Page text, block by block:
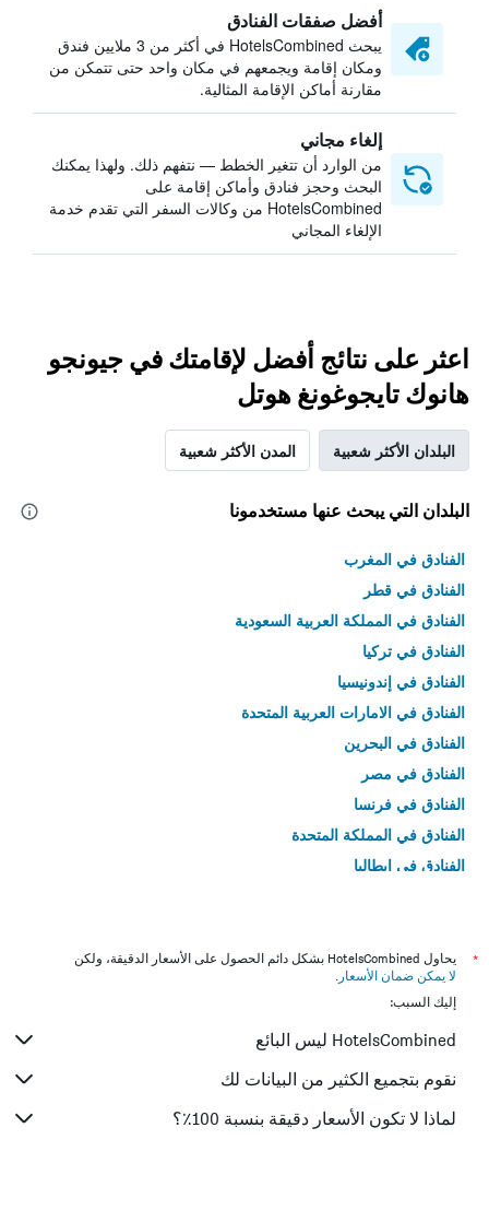
أفضل صفقات الفنادق
يبحث HotelsCombined في أكثر من 3 ملايين فندق
ومكان إقامة ويجمعهم في مكان واحد حتى تتمكن من
مقارنة أماكن الإقامة المثالية.
إلغاء مجاني
من الوارد أن تتغير الخطط — نتفهم ذلك. ولهذا يمكنك
البحث وحجز فنادق وأماكن إقامة على
HotelsCombined من وكالات السفر التي تقدم خدمة
الإلغاء المجاني
اعثر على نتائج أفضل لإقامتك في جيونجو
هانوك تايجوغونغ هوتل
البلدان الأكثر شعبية المدن الأكثر شعبية
البلدان التي يبحث عنها مستخدمونا
الفنادق في المغرب
الفنادق في قطر
الفنادق في المملكة العربية السعودية
الفنادق في تركيا
الفنادق في إندونيسيا
الفنادق في الامارات العربية المتحدة
الفنادق في البحرين
الفنادق في مصر
الفنادق في فرنسا
الفنادق في المملكة المتحدة
الفنادق في إيطاليا
*
يحاول HotelsCombined بشكل دائم الحصول على الأسعار الدقيقة، ولكن
لا يمكن ضمان الأسعار .
إليك السبب:
HotelsCombined ليس البائع
نقوم بتجميع الكثير من البيانات لك
لماذا لا تكون الأسعار دقيقة بنسبة 100٪؟